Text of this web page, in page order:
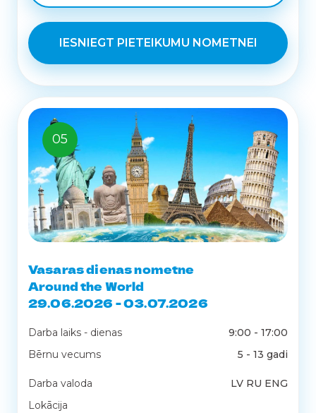
IESNIEGT PIETEIKUMU NOMETNEI
05
Vasaras dienas nometne
Around the World
29.06.2026 - 03.07.2026
Darba laiks - dienas
9:00 - 17:00
Bērnu vecums
5 - 13 gadi
Darba valoda
LV RU ENG
Lokācija